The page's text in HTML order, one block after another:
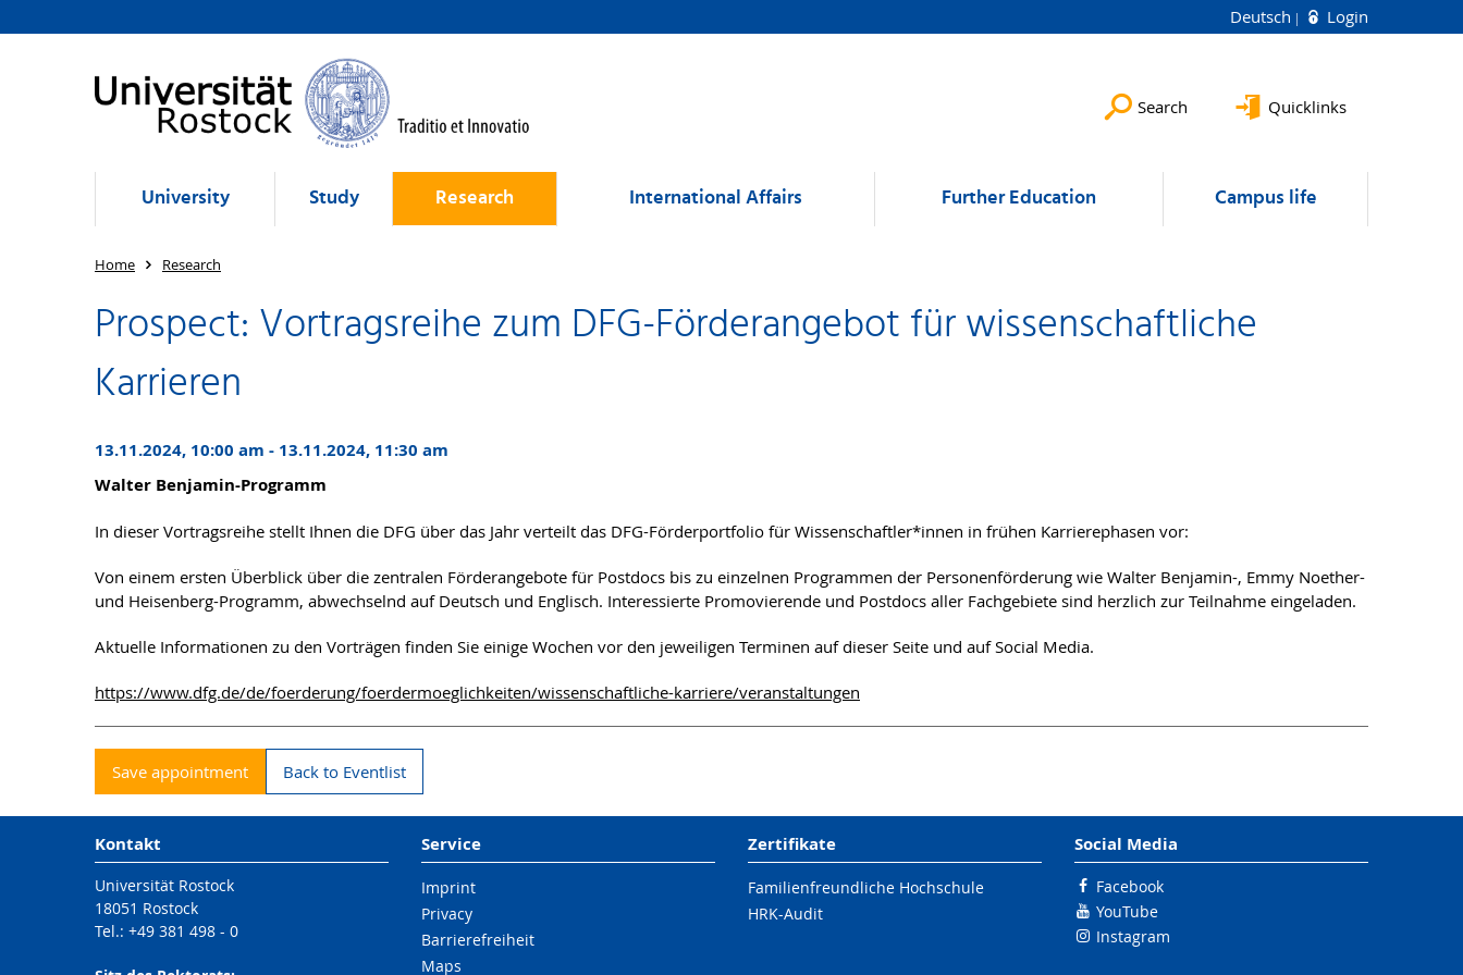
Deutsch Login
Search Quicklinks
University Study Research International Affairs Further Education Campus life
Home Research
Prospect: Vortragsreihe zum DFG-Förderangebot für wissenschaftliche
Karrieren
13.11.2024, 10:00 am - 13.11.2024, 11:30 am
Walter Benjamin-Programm
In dieser Vortragsreihe stellt Ihnen die DFG über das Jahr verteilt das DFG-Förderportfolio für Wissenschaftler*innen in frühen Karrierephasen vor:
Von einem ersten Überblick über die zentralen Förderangebote für Postdocs bis zu einzelnen Programmen der Personenförderung wie Walter Benjamin-, Emmy Noether-
und Heisenberg-Programm, abwechselnd auf Deutsch und Englisch. Interessierte Promovierende und Postdocs aller Fachgebiete sind herzlich zur Teilnahme eingeladen.
Aktuelle Informationen zu den Vorträgen finden Sie einige Wochen vor den jeweiligen Terminen auf dieser Seite und auf Social Media.
https://www.dfg.de/de/foerderung/foerdermoeglichkeiten/wissenschaftliche-karriere/veranstaltungen
Save appointment Back to Eventlist
Kontakt
Universität Rostock
18051 Rostock
Tel.: +49 381 498 - 0
Service
Imprint
Privacy
Barrierefreiheit
Maps
Zertifikate
Familienfreundliche Hochschule
HRK-Audit
Social Media
Facebook
YouTube
Instagram